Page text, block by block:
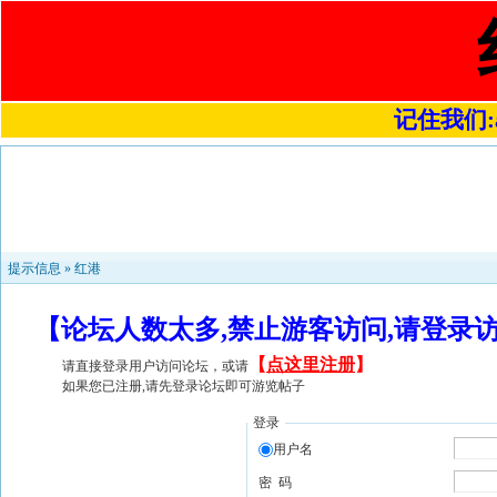
记住我们
提示信息 » 红港
【论坛人数太多,禁止游客访问,请登
请直接登录用户访问论坛，或请 【 点这里注册】
如果您已注册,请先登录论坛即可游览帖子
登录
用户名
密 码